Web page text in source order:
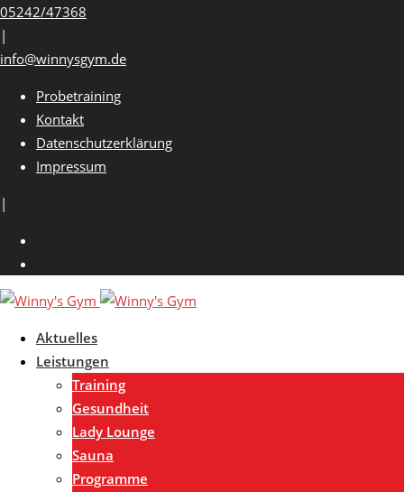
Skip
to
content
05242/47368
|
info@winnysgym.de
Probetraining
Kontakt
Datenschutzerklärung
Impressum
|
Aktuelles
Leistungen
Training
Gesundheit
Lady Lounge
Sauna
Programme